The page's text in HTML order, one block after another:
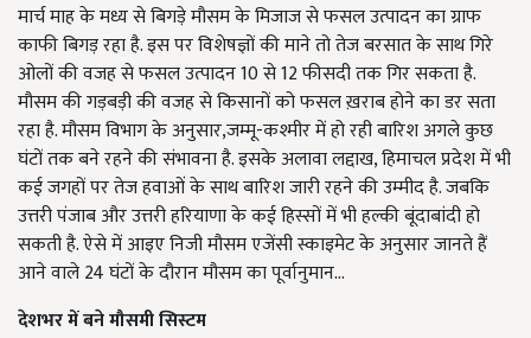
मार्च माह के मध्य से बिगड़े मौसम के मिजाज से फसल उत्पादन का ग्राफ
काफी बिगड़ रहा है. इस पर विशेषज्ञों की माने तो तेज बरसात के साथ गिरे
ओलों की वजह से फसल उत्पादन 10 से 12 फीसदी तक गिर सकता है.
मौसम की गड़बड़ी की वजह से किसानों को फसल ख़राब होने का डर सता
रहा है. मौसम विभाग के अनुसार,जम्मू-कश्मीर में हो रही बारिश अगले कुछ
घंटों तक बने रहने की संभावना है. इसके अलावा लद्दाख, हिमाचल प्रदेश में भी
कई जगहों पर तेज हवाओं के साथ बारिश जारी रहने की उम्मीद है. जबकि
उत्तरी पंजाब और उत्तरी हरियाणा के कई हिस्सों में भी हल्की बूंदाबांदी हो
सकती है. ऐसे में आइए निजी मौसम एजेंसी स्काइमेट के अनुसार जानते हैं
आने वाले 24 घंटों के दौरान मौसम का पूर्वानुमान...
देशभर में बने मौसमी सिस्टम